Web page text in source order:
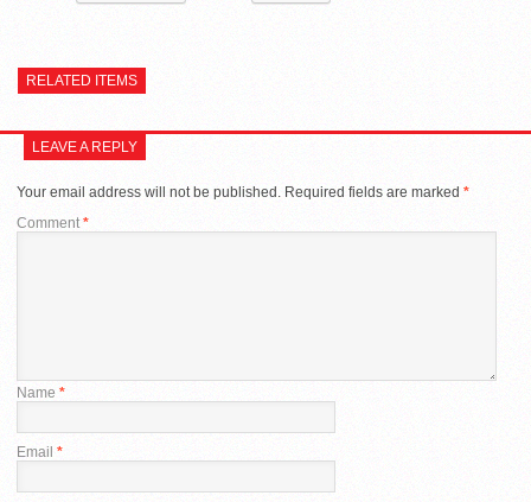
RELATED ITEMS
LEAVE A REPLY
Your email address will not be published. Required fields are marked *
Comment*
Name *
Email *